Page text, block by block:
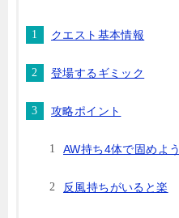
クエスト基本情報
登場するギミック
攻略ポイント
AW持ち4体で固めよう
反風持ちがいると楽